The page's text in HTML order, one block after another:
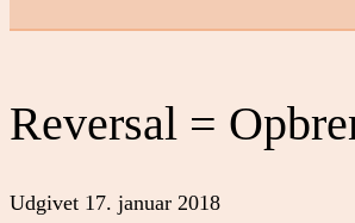
Reversal =
Udgivet 17. januar 2018